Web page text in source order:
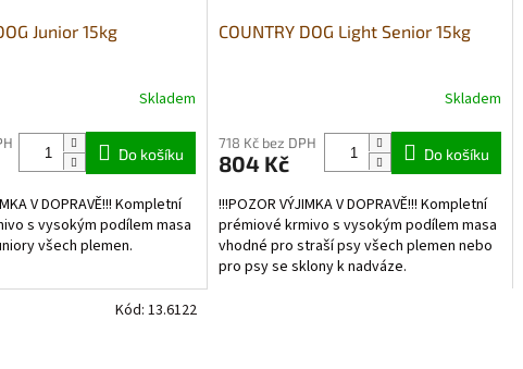
Junior 15kg
Skladem
Do košíku
V DOPRAVĚ!!! Kompletní
s vysokým podílem masa
všech plemen.
COUNTRY DOG Light Senior 15kg
produktu
je
z
5
hvězdiček.
Skladem
718 Kč bez DPH
804 Kč Do košíku
!!!POZOR VÝJIMKA V DOPRAVĚ!!! Kompletní
prémiové krmivo s vysokým podílem masa
vhodné pro straší psy všech plemen nebo
pro psy se sklony k nadváze.
Kód: 13.6122